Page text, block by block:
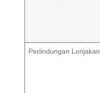
Perlindungan Lonjakan